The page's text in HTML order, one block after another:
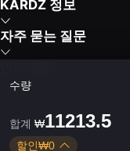
수량
합계 ₩11213.5
할인₩0
KARDZ 정보
자주 묻는 질문